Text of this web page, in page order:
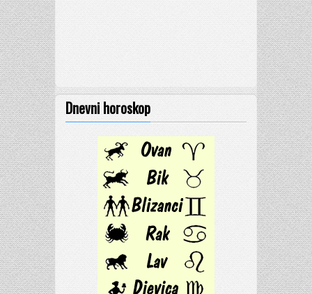
Dnevni horoskop